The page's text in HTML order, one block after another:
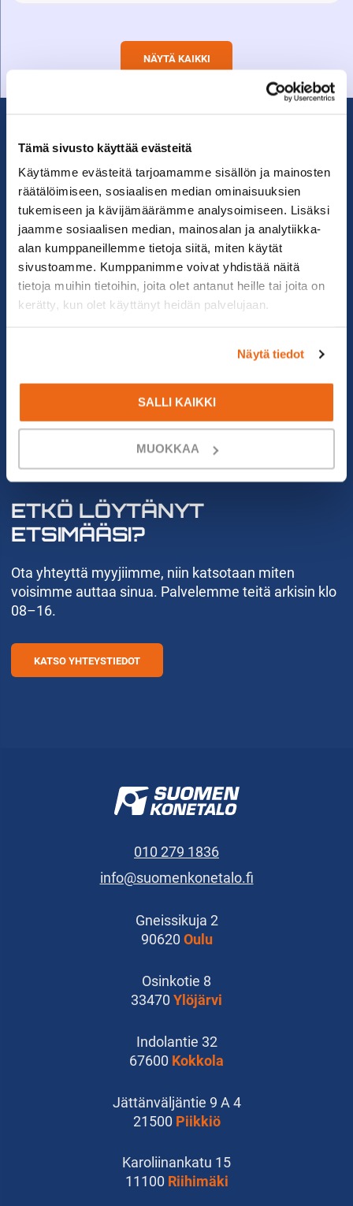
Tämä sivusto käyttää evästeitä
Käytämme evästeitä tarjoamamme sisällön ja mainosten
räätälöimiseen, sosiaalisen median ominaisuuksien
tukemiseen ja kävijämäärämme analysoimiseen. Lisäksi
jaamme sosiaalisen median, mainosalan ja analytiikka-
alan kumppaneillemme tietoja siitä, miten käytät
sivustoamme. Kumppanimme voivat yhdistää näitä
tietoja muihin tietoihin, joita olet antanut heille tai joita on
kerätty, kun olet käyttänyt heidän palvelujaan.
Näytä tiedot
SALLI KAIKKI
MUOKKAA
NÄYTÄ KAIKKI
VOIMMEKO AUTTAA?
ETKÖ LÖYTÄNYT
ETSIMÄÄSI?
Ota yhteyttä myyjiimme, niin katsotaan miten
voisimme auttaa sinua. Palvelemme teitä arkisin klo
08–16.
KATSO YHTEYSTIEDOT
010 279 1836
info@suomenkonetalo.fi
Gneissikuja 2
90620 Oulu
Osinkotie 8
33470 Ylöjärvi
Indolantie 32
67600 Kokkola
Jättänväljäntie 9 A 4
21500 Piikkiö
Karoliinankatu 15
11100 Riihimäki